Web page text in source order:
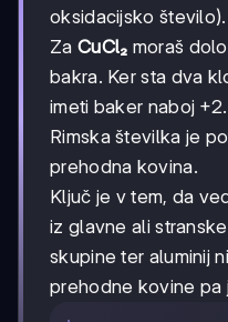
oksidacijsko število).
Za CuCl₂ moraš
bakra. Ker sta dva
imeti baker naboj
Rimska številka je
prehodna kovina.
Ključ je v tem, da
iz glavne ali
skupine ter aluminij
prehodne kovine pa